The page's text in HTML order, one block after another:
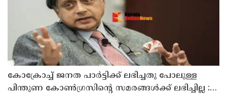
കോക്രോച്ച് ജനത പാർട്ടിക്ക് ലഭിച്ചതു പോലുള്ള
പിന്തുണ കോൺഗ്രസിന്റെ സമരങ്ങൾക്ക് ലഭിച്ചില്ല :